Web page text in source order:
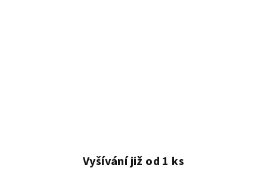
Vyšívání již od 1 ks